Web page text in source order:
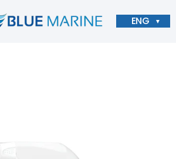
ENG ▼